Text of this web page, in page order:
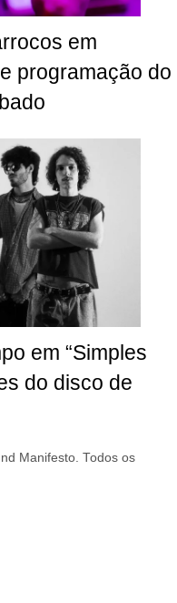
em
programação do
em “Simples
do disco de
Manifesto. Todos os